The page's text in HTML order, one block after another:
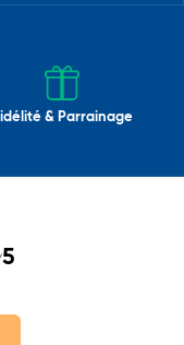
& Parrainage
5